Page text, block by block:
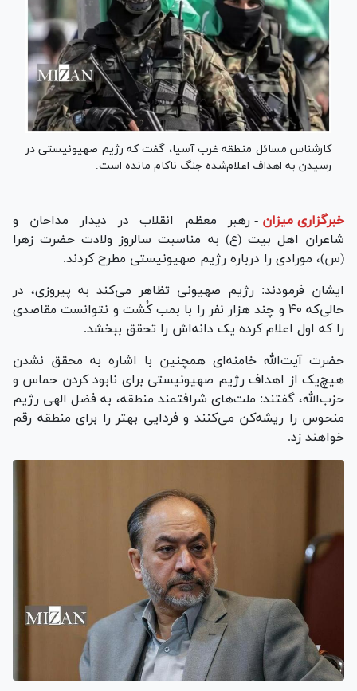
کارشناس مسائل منطقه غرب آسیا، گفت که رژیم صهیونیستی در
رسیدن به اهداف اعلام‌شده جنگ ناکام مانده است.
خبرگزاری میزان - رهبر معظم انقلاب در دیدار مداحان و
شاعران اهل بیت (ع) به مناسبت سالروز ولادت حضرت زهرا
(س)، مورادی را درباره رژیم صهیونیستی مطرح کردند.
ایشان فرمودند: رژیم صهیونی تظاهر می‌کند به پیروزی، در
حالی‌که ۴۰ و چند هزار نفر را با بمب کُشت و نتوانست مقاصدی
را که اول اعلام کرده یک دانه‌اش را تحقق ببخشد.
حضرت آیت‌الله خامنه‌ای همچنین با اشاره به محقق نشدن
هیچ‌یک از اهداف رژیم صهیونیستی برای نابود کردن حماس و
حزب‌الله، گفتند: ملت‌های شرافتمند منطقه، به فضل الهی رژیم
منحوس را ریشه‌کن می‌کنند و فردایی بهتر را برای منطقه رقم
خواهند زد.